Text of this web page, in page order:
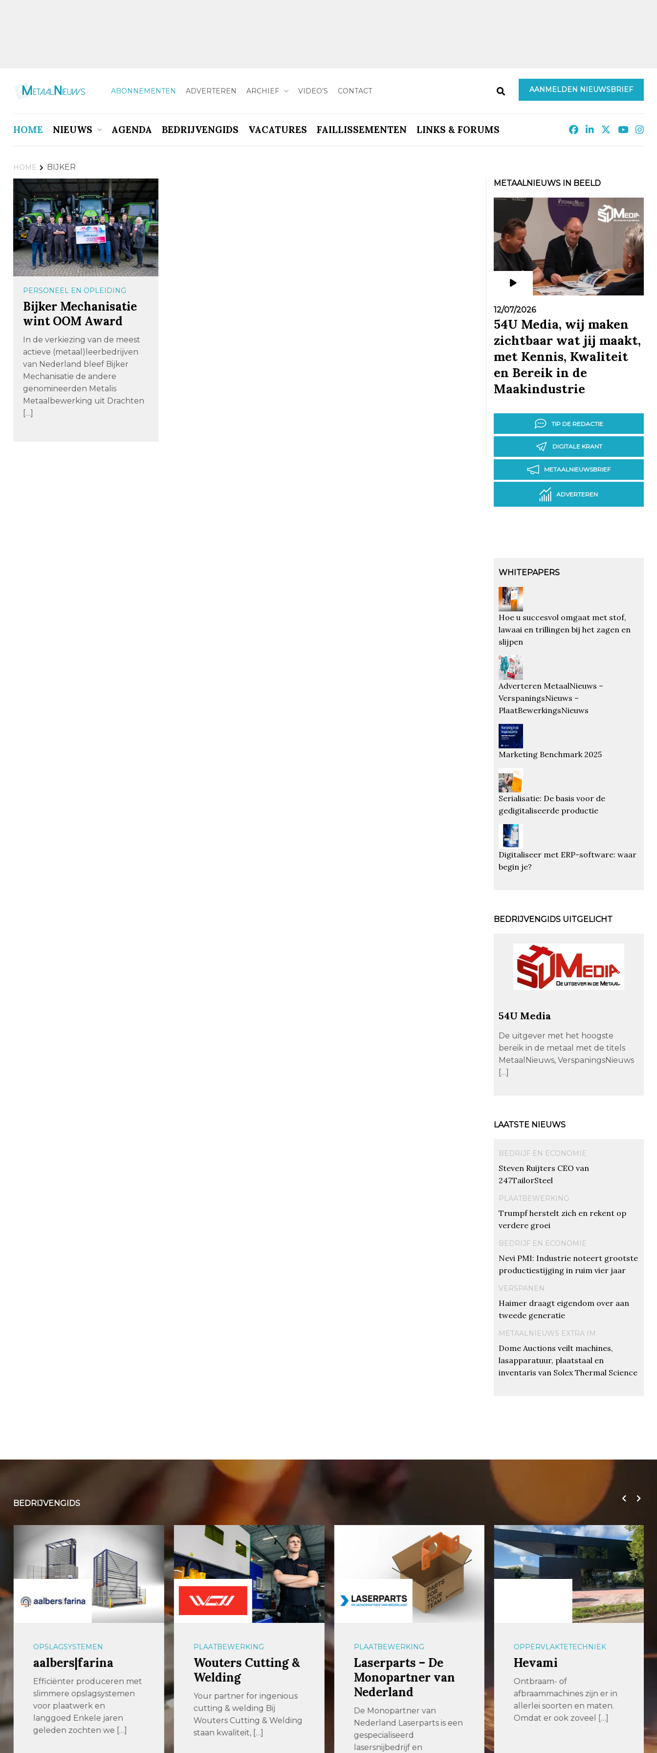
ABONNEMENTEN ADVERTEREN ARCHIEF VIDEO’S CONTACT AANMELDEN NIEUWSBRIEF
HOME NIEUWS AGENDA BEDRIJVENGIDS VACATURES FAILLISSEMENTEN LINKS & FORUMS
HOME BIJKER
PERSONEEL EN OPLEIDING
Bijker Mechanisatie
wint OOM Award
In de verkiezing van de meest
actieve (metaal)leerbedrijven
van Nederland bleef Bijker
Mechanisatie de andere
genomineerden Metalis
Metaalbewerking uit Drachten
[…]
METAALNIEUWS IN BEELD
12/07/2026
54U Media, wij maken
zichtbaar wat jij maakt,
met Kennis, Kwaliteit
en Bereik in de
Maakindustrie
TIP DE REDACTIE
DIGITALE KRANT
METAALNIEUWSBRIEF
ADVERTEREN
WHITEPAPERS
Hoe u succesvol omgaat met stof,
lawaai en trillingen bij het zagen en
slijpen
Adverteren MetaalNieuws –
VerspaningsNieuws –
PlaatBewerkingsNieuws
Marketing Benchmark 2025
Serialisatie: De basis voor de
gedigitaliseerde productie
Digitaliseer met ERP-software: waar
begin je?
BEDRIJVENGIDS UITGELICHT
54U Media
De uitgever met het hoogste
bereik in de metaal met de titels
MetaalNieuws, VerspaningsNieuws
[…]
LAATSTE NIEUWS
BEDRIJF EN ECONOMIE
Steven Ruijters CEO van
247TailorSteel
PLAATBEWERKING
Trumpf herstelt zich en rekent op
verdere groei
BEDRIJF EN ECONOMIE
Nevi PMI: Industrie noteert grootste
productiestijging in ruim vier jaar
VERSPANEN
Haimer draagt eigendom over aan
tweede generatie
METAALNIEUWS EXTRA IM
Dome Auctions veilt machines,
lasapparatuur, plaatstaal en
inventaris van Solex Thermal Science
BEDRIJVENGIDS
OPSLAGSYSTEMEN
aalbers|farina
Efficiënter produceren met
slimmere opslagsystemen
voor plaatwerk en
langgoed Enkele jaren
geleden zochten we […]
PLAATBEWERKING
Wouters Cutting &
Welding
Your partner for ingenious
cutting & welding Bij
Wouters Cutting & Welding
staan kwaliteit, […]
PLAATBEWERKING
Laserparts – De
Monopartner van
Nederland
De Monopartner van
Nederland Laserparts is een
gespecialiseerd
lasersnijbedrijf en
OPPERVLAKTETECHNIEK
Hevami
Ontbraam- of
afbraammachines zijn er in
allerlei soorten en maten.
Omdat er ook zoveel […]